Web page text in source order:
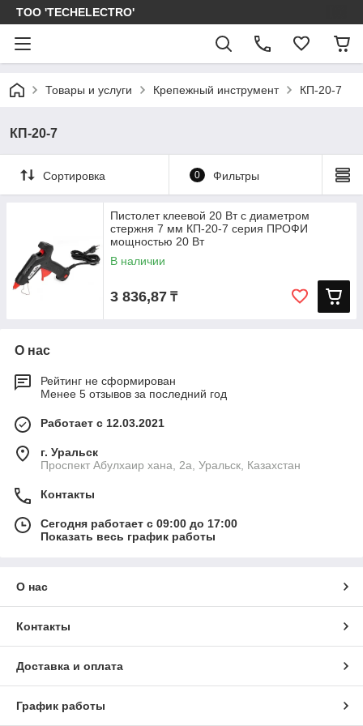
ТОО 'TECHELECTRO'
Товары и услуги Крепежный инструмент КП-20-7
КП-20-7
Сортировка 0 Фильтры
Пистолет клеевой 20 Вт с диаметром
стержня 7 мм КП-20-7 серия ПРОФИ
мощностью 20 Вт
В наличии
3 836,87 ₸
О нас
Рейтинг не сформирован
Менее 5 отзывов за последний год
Работает с 12.03.2021
г. Уральск
Проспект Абулхаир хана, 2а, Уральск, Казахстан
Контакты
Сегодня работает с 09:00 до 17:00
Показать весь график работы
О нас
Контакты
Доставка и оплата
График работы